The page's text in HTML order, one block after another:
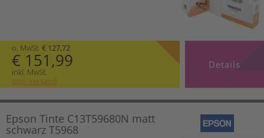
o. MwSt. € 127,72
€ 151,99
inkl. MwSt.
zzgl. Versand
Details
Epson Tinte C13T59680N matt
schwarz T5968